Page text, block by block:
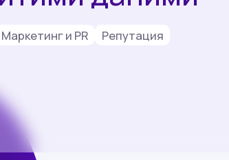
Маркетинг и PR Репутация